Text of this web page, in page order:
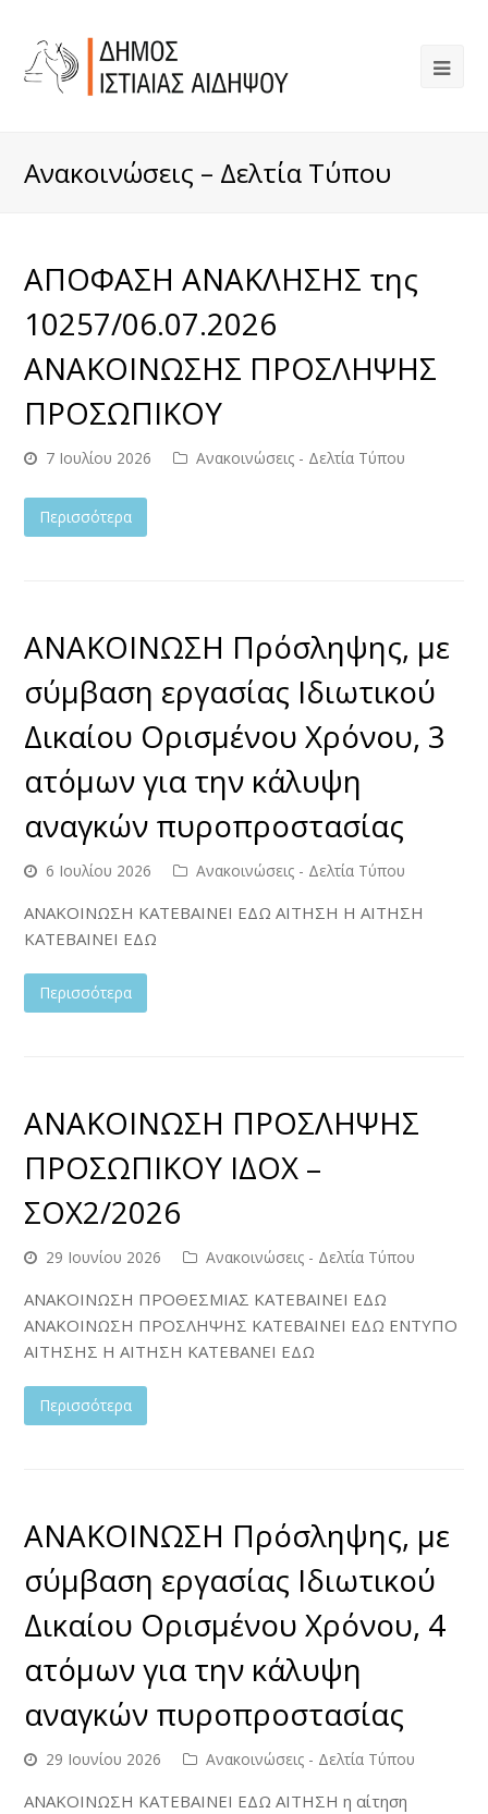
Ανακοινώσεις – Δελτία Τύπου
ΑΠΟΦΑΣΗ ΑΝΑΚΛΗΣΗΣ της
10257/06.07.2026
ΑΝΑΚΟΙΝΩΣΗΣ ΠΡΟΣΛΗΨΗΣ
ΠΡΟΣΩΠΙΚΟΥ
7 Ιουλίου 2026 Ανακοινώσεις - Δελτία Τύπου
Περισσότερα
ΑΝΑΚΟΙΝΩΣΗ Πρόσληψης, με
σύμβαση εργασίας Ιδιωτικού
Δικαίου Ορισμένου Χρόνου, 3
ατόμων για την κάλυψη
αναγκών πυροπροστασίας
6 Ιουλίου 2026 Ανακοινώσεις - Δελτία Τύπου
ΑΝΑΚΟΙΝΩΣΗ ΚΑΤΕΒΑΙΝΕΙ ΕΔΩ ΑΙΤΗΣΗ Η ΑΙΤΗΣΗ
ΚΑΤΕΒΑΙΝΕΙ ΕΔΩ
Περισσότερα
ΑΝΑΚΟΙΝΩΣΗ ΠΡΟΣΛΗΨΗΣ
ΠΡΟΣΩΠΙΚΟΥ ΙΔΟΧ –
ΣΟΧ2/2026
29 Ιουνίου 2026 Ανακοινώσεις - Δελτία Τύπου
ΑΝΑΚΟΙΝΩΣΗ ΠΡΟΘΕΣΜΙΑΣ ΚΑΤΕΒΑΙΝΕΙ ΕΔΩ
ΑΝΑΚΟΙΝΩΣΗ ΠΡΟΣΛΗΨΗΣ ΚΑΤΕΒΑΙΝΕΙ ΕΔΩ ΕΝΤΥΠΟ
ΑΙΤΗΣΗΣ Η ΑΙΤΗΣΗ ΚΑΤΕΒΑΝΕΙ ΕΔΩ
Περισσότερα
ΑΝΑΚΟΙΝΩΣΗ Πρόσληψης, με
σύμβαση εργασίας Ιδιωτικού
Δικαίου Ορισμένου Χρόνου, 4
ατόμων για την κάλυψη
αναγκών πυροπροστασίας
29 Ιουνίου 2026 Ανακοινώσεις - Δελτία Τύπου
ΑΝΑΚΟΙΝΩΣΗ ΚΑΤΕΒΑΙΝΕΙ ΕΔΩ ΑΙΤΗΣΗ η αίτηση